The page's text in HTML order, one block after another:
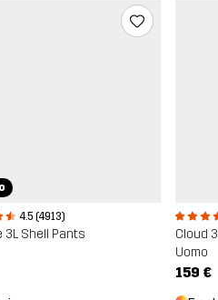
4.5 (4913)
3L Shell Pants
Cloud
Uomo
159 €